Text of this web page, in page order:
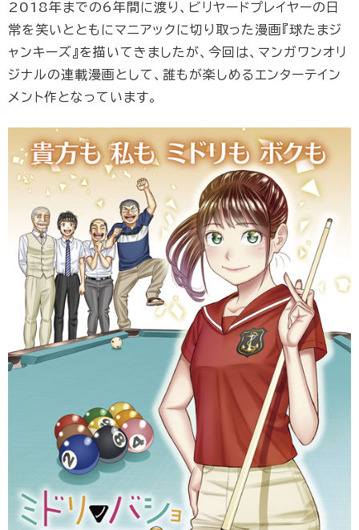
2018年までの6年間に渡り、ビリヤードプレイヤーの日
常を笑いとともにマニアックに切り取った漫画『球たまジ
ャンキーズ』を描いてきましたが、今回は、マンガワンオリ
ジナルの連載漫画として、誰もが楽しめるエンターテイン
メント作となっています。